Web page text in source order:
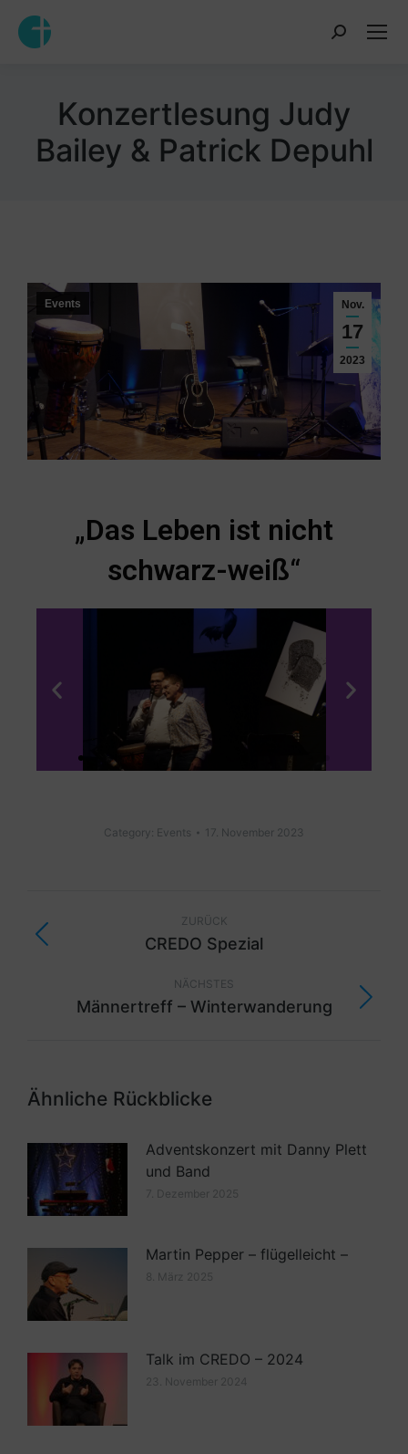
springen
Konzertlesung Judy
Bailey & Patrick Depuhl
Nov.
17
2023
Events
„Das Leben ist nicht
schwarz-weiß“
Category: Events 17. November 2023
ZURÜCK
CREDO Spezial
NÄCHSTES
Männertreff – Winterwanderung
Ähnliche Rückblicke
Adventskonzert mit Danny Plett
und Band
7. Dezember 2025
Martin Pepper – flügelleicht –
8. März 2025
Talk im CREDO – 2024
23. November 2024